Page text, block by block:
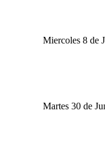
Miercoles 8 de
Martes 30 de